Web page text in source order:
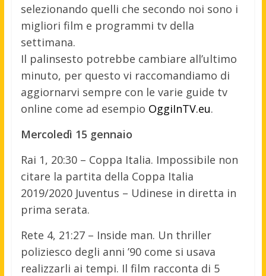
selezionando quelli che secondo noi sono i
migliori film e programmi tv della
settimana.
Il palinsesto potrebbe cambiare all’ultimo
minuto, per questo vi raccomandiamo di
aggiornarvi sempre con le varie guide tv
online come ad esempio OggiInTV.eu.
Mercoledì 15 gennaio
Rai 1, 20:30 – Coppa Italia. Impossibile non
citare la partita della Coppa Italia
2019/2020 Juventus – Udinese in diretta in
prima serata.
Rete 4, 21:27 – Inside man. Un thriller
poliziesco degli anni ’90 come si usava
realizzarli ai tempi. Il film racconta di 5